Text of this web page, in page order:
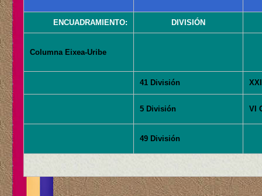
ENCUADRAMIENTO: DIVISIÓN
Columna Eixea-Uribe
41 División
5 División VI
49 División